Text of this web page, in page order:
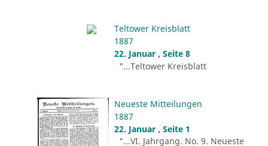
Teltower Kreisblatt
1887
22. Januar , Seite 8
"...Teltower Kreisblatt
Neueste Mitteilungen
1887
22. Januar , Seite 1
"...VI. Jahrgang. No. 9. Neueste